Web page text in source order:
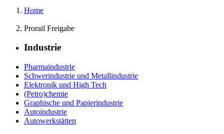
Home
Prorail Freigabe
Industrie
Pharmaindustrie
Schwerindustrie und Metallindustrie
Elektronik und High Tech
(Petro)chemie
Graphische und Papierindustrie
Autoindustrie
Autowerkstätten